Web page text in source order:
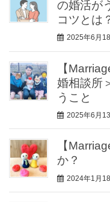
の婚活が
コツとは
2025年6月
【
婚相談所
うこと
2025年6月
【
か？
2024年1月